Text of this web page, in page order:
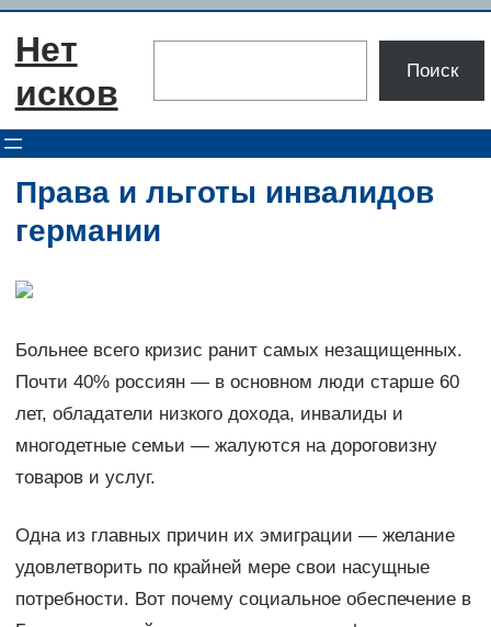
Перейти
Нет
исков
Поиск
Права и льготы инвалидов
германии
Больнее всего кризис ранит самых незащищенных.
Почти 40% россиян — в основном люди старше 60
лет, обладатели низкого дохода, инвалиды и
многодетные семьи — жалуются на дороговизну
товаров и услуг.
Одна из главных причин их эмиграции — желание
удовлетворить по крайней мере свои насущные
потребности. Вот почему социальное обеспечение в